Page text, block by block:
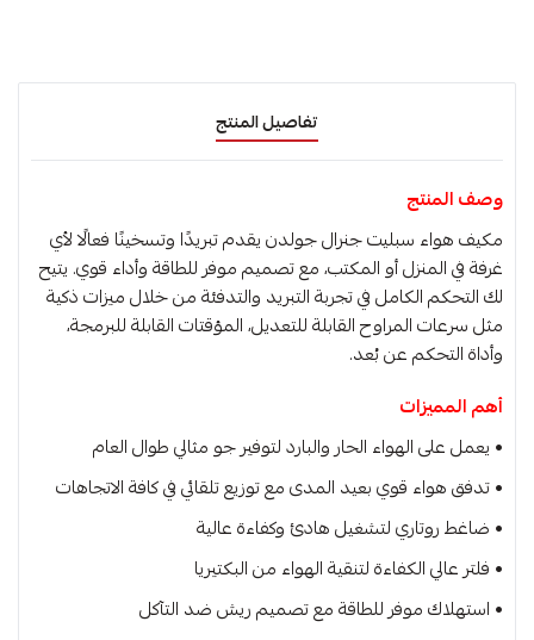
تفاصيل المنتج
وصف المنتج
مكيف هواء سبليت جنرال جولدن يقدم تبريدًا وتسخينًا فعالًا لأي
غرفة في المنزل أو المكتب، مع تصميم موفر للطاقة وأداء قوي. يتيح
لك التحكم الكامل في تجربة التبريد والتدفئة من خلال ميزات ذكية
مثل سرعات المراوح القابلة للتعديل، المؤقتات القابلة للبرمجة،
وأداة التحكم عن بُعد.
أهم المميزات
• يعمل على الهواء الحار والبارد لتوفير جو مثالي طوال العام
• تدفق هواء قوي بعيد المدى مع توزيع تلقائي في كافة الاتجاهات
• ضاغط روتاري لتشغيل هادئ وكفاءة عالية
• فلتر عالي الكفاءة لتنقية الهواء من البكتيريا
• استهلاك موفر للطاقة مع تصميم ريش ضد التآكل